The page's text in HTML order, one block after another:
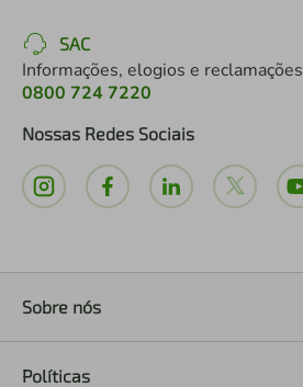
SAC
Informações, elogios e reclamações
0800 724 7220
Nossas Redes Sociais
Sobre nós
Políticas